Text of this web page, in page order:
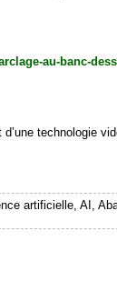
au-banc-
technologie
artificielle, AI,